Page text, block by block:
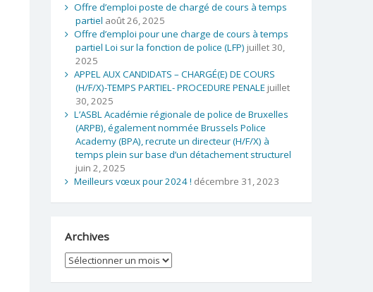
Offre d’emploi poste de chargé de cours à temps
partiel août 26, 2025
Offre d’emploi pour une charge de cours à temps
partiel Loi sur la fonction de police (LFP) juillet 30,
2025
APPEL AUX CANDIDATS – CHARGÉ(E) DE COURS
(H/F/X)-TEMPS PARTIEL- PROCEDURE PENALE juillet
30, 2025
L’ASBL Académie régionale de police de Bruxelles
(ARPB), également nommée Brussels Police
Academy (BPA), recrute un directeur (H/F/X) à
temps plein sur base d’un détachement structurel
juin 2, 2025
Meilleurs vœux pour 2024 ! décembre 31, 2023
Archives